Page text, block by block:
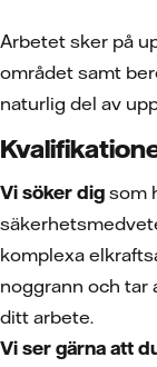
Arbetet sker på
området samt
naturlig del av
Vi söker dig som
komplexa
noggrann och tar
ditt arbete.
Vi ser gärna att